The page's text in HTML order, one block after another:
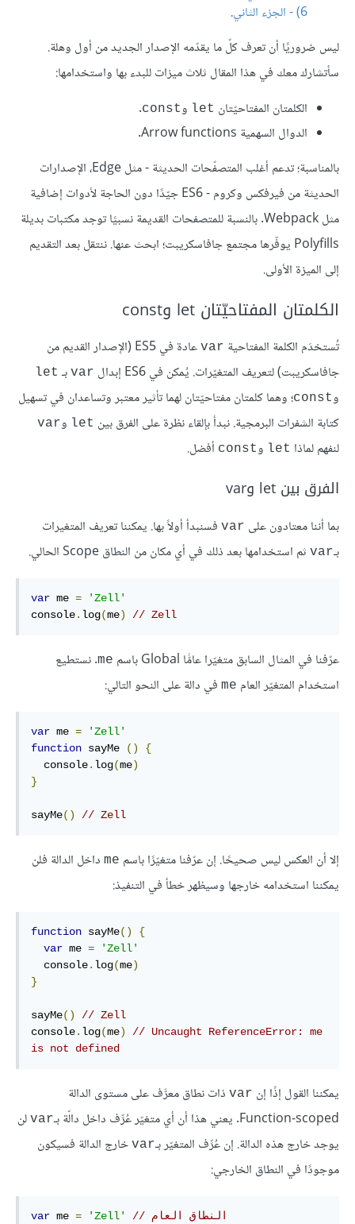
6) - الجزء الثاني
.
ليس ضروريًا أن تعرف كلّ ما يقدّمه الإصدار الجديد من أول وهلة.
سأتشارك معك في هذا المقال ثلاث ميزات للبدء بها واستخدامها:
الكلمتان المفتاحيّتان let وconst
.
الدوال السهمية Arrow functions.
بالمناسبة؛ تدعم أغلب المتصفّحات الحديثة - مثل Edge، الإصدارات
الحديثة من فيرفكس وكروم - ES6 جيّدًا دون الحاجة لأدوات إضافية
مثل Webpack. بالنسبة للمتصفحات القديمة نسبيًا توجد مكتبات بديلة
Polyfills يوفّرها مجتمع جافاسكريبت؛ ابحث عنها. ننتقل بعد التقديم
إلى الميزة الأولى.
الكلمتان المفتاحيّتان let وconst
تُستخدَم الكلمة المفتاحية var
عادة في ES5 (الإصدار القديم من
جافاسكريبت) لتعريف المتغيّرات. يُمكن في ES6 إبدال
var بـ let
وconst؛ وهما كلمتان مفتاحيّتان لهما تأثير معتبر وتساعدان في تسهيل
كتابة الشفرات البرمجية. نبدأ بإلقاء نظرة على الفرق بين let وvar
لنفهم لماذا let وconst أفضل.
الفرق بين let وvar
بما أننا معتادون على var فسنبدأ أولاً بها. يمكننا تعريف المتغيرات
بـvar ثم استخدامها بعد ذلك في أي مكان من النطاق Scope الحالي.
var me =
'Zell'
console. log(me) // Zell
عرّفنا في المثال السابق متغيّرا عامًّا Global باسم me. نستطيع
استخدام المتغيّر العام me في دالة على النحو التالي:
var me =
'Zell'
function sayMe ()
{
  console
. log(me)
}
sayMe() // Zell
إلا أن العكس ليس صحيحًا. إن عرّفنا متغيّرًا باسم me داخل الدالة فلن
يمكننا استخدامه خارجها وسيظهر خطأ في التنفيذ:
function sayMe()
{
var me =
'Zell'
  console
. log(me)
}
sayMe()
// Zell
console. log(me)
// Uncaught ReferenceError: me
is not defined
يمكننا القول إذًا إن var ذات نطاق معرَّف على مستوى الدالة
Function-scoped. يعني هذا أن أي متغيّر عُرِّف داخل دالّة بـ
var لن
يوجد خارج هذه الدالة. إن عُرِّف المتغيّر بـvar خارج الدالة فسيكون
موجودًا في النطاق الخارجي:
var me = 'Zell' // النطاق العام